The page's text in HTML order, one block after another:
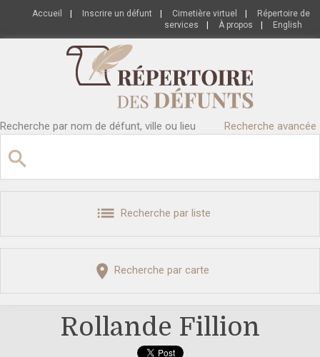
Accueil Inscrire un défunt Cimetière virtuel
Répertoire de
services
À propos English
Recherche par nom de défunt, ville ou lieu Recherche avancée
Recherche par liste
Recherche par carte
Rollande Fillion